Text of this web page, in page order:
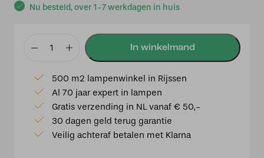
Nu besteld, over 1-7 werkdagen in huis
Hanglamp
120x25x29,5
cm
ALVARO
antiek
brons
500 m2 lampenwinkel in Rijssen
Al 70 jaar expert in lampen
Gratis verzending in NL vanaf € 50,-
30 dagen geld terug garantie
Veilig achteraf betalen met Klarna